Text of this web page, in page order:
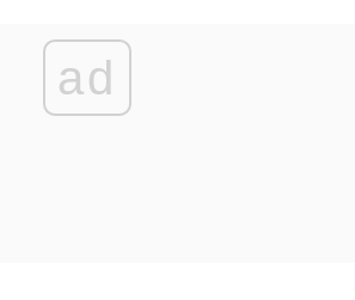
ad